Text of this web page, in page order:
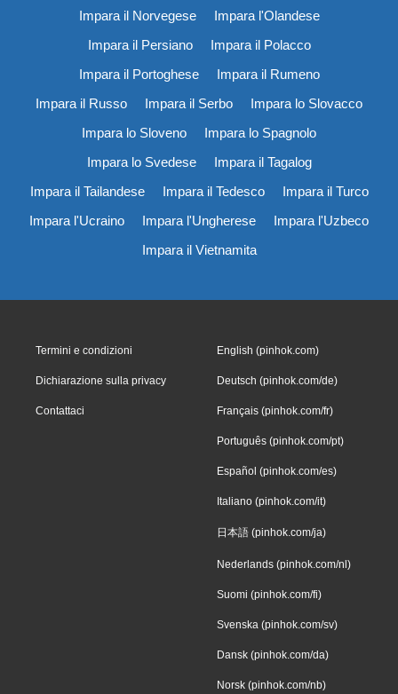
Impara il Norvegese
Impara l'Olandese
Impara il Persiano
Impara il Polacco
Impara il Portoghese
Impara il Rumeno
Impara il Russo
Impara il Serbo
Impara lo Slovacco
Impara lo Sloveno
Impara lo Spagnolo
Impara lo Svedese
Impara il Tagalog
Impara il Tailandese
Impara il Tedesco
Impara il Turco
Impara l'Ucraino
Impara l'Ungherese
Impara l'Uzbeco
Impara il Vietnamita
Termini e condizioni
Dichiarazione sulla privacy
Contattaci
English (pinhok.com)
Deutsch (pinhok.com/de)
Français (pinhok.com/fr)
Português (pinhok.com/pt)
Español (pinhok.com/es)
Italiano (pinhok.com/it)
日本語 (pinhok.com/ja)
Nederlands (pinhok.com/nl)
Suomi (pinhok.com/fi)
Svenska (pinhok.com/sv)
Dansk (pinhok.com/da)
Norsk (pinhok.com/nb)